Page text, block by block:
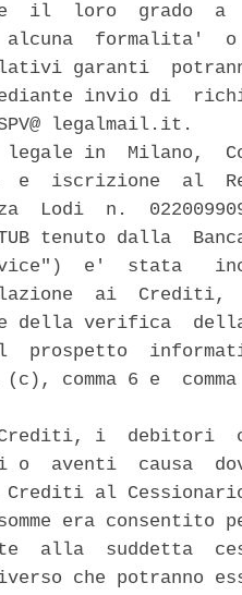
il  loro  grado  a
formalita'  o
garanti
invio di
legalmail.it.
in  Milano,
e  iscrizione  al
Lodi  n.
tenuto dalla
e'  stata
ai
della verifica
prospetto
comma 6 e
i  debitori
aventi  causa
Crediti al
era consentito
alla  suddetta
che potranno